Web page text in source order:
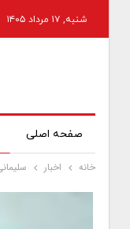
شنبه, ۱۷ مرداد ۱۴۰۵
صفحه اصلی
خانه اخبار